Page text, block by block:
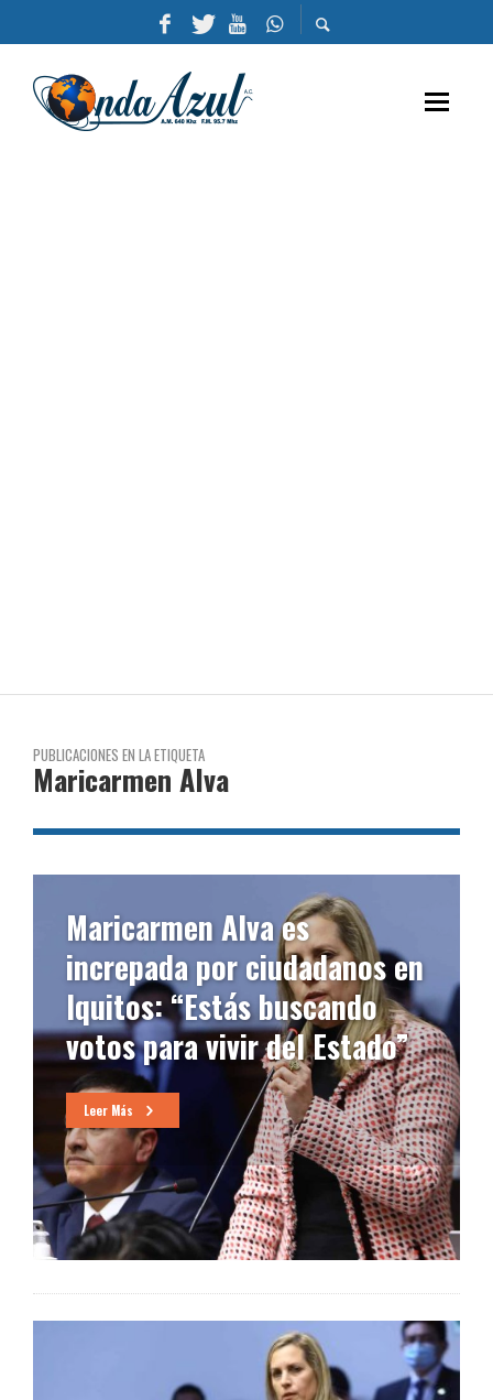
PUBLICACIONES EN LA ETIQUETA
Maricarmen Alva
Maricarmen Alva es
increpada por ciudadanos en
Iquitos: “Estás buscando
votos para vivir del Estado”
Leer Más